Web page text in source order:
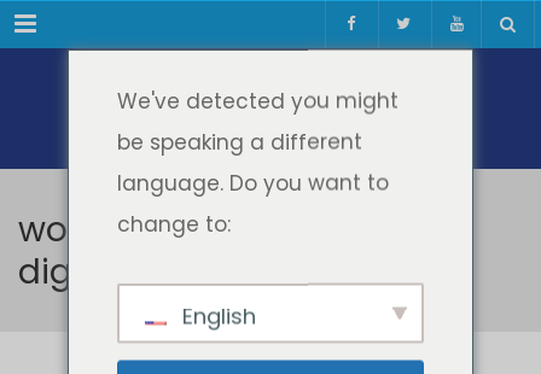
Meniul
workshop competențe
digitale 2025
We've detected you might
be speaking a different
language. Do you want to
change to:
English